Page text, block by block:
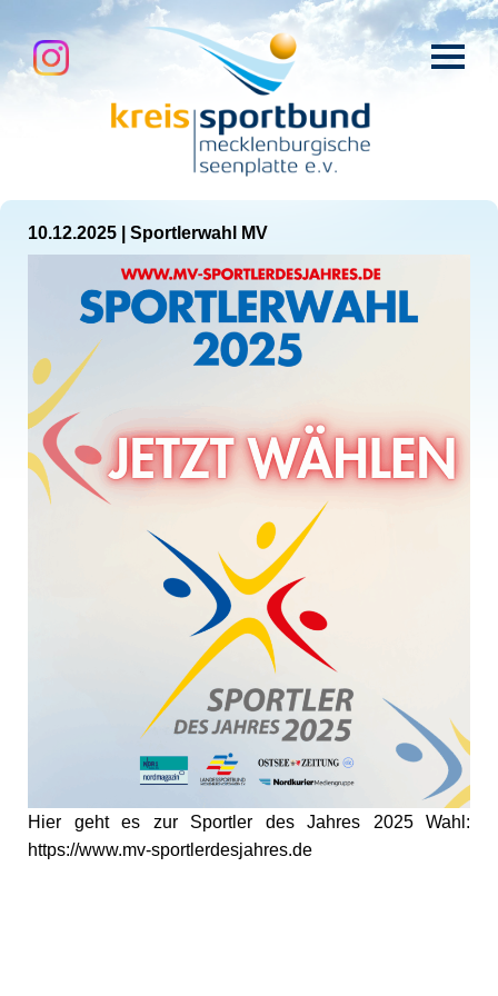
10.12.2025 Sportlerwahl MV
Hier geht es zur Sportler des Jahres 2025 Wahl:
https://www.mv-sportlerdesjahres.de